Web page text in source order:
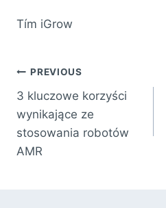
Tím iGrow
PREVIOUS
3 kluczowe korzyści
wynikające ze
stosowania robotów
AMR